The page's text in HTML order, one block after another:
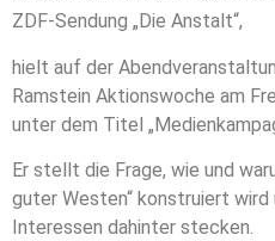
ZDF-Sendung „Die Anstalt“,
hielt auf der
Ramstein Aktionswoche am
unter dem Titel
Er stellt die Frage, wie und
guter Westen“ konstruiert wird
Interessen dahinter stecken.